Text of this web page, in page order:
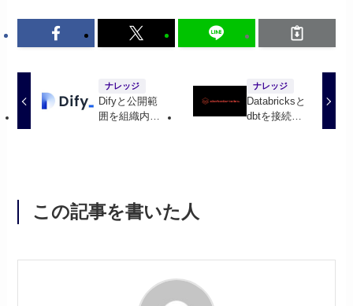
ナレッジ
Difyと公開範
囲を組織内に
ナレッジ
Databricksと
dbtを接続し
この記事を書いた人